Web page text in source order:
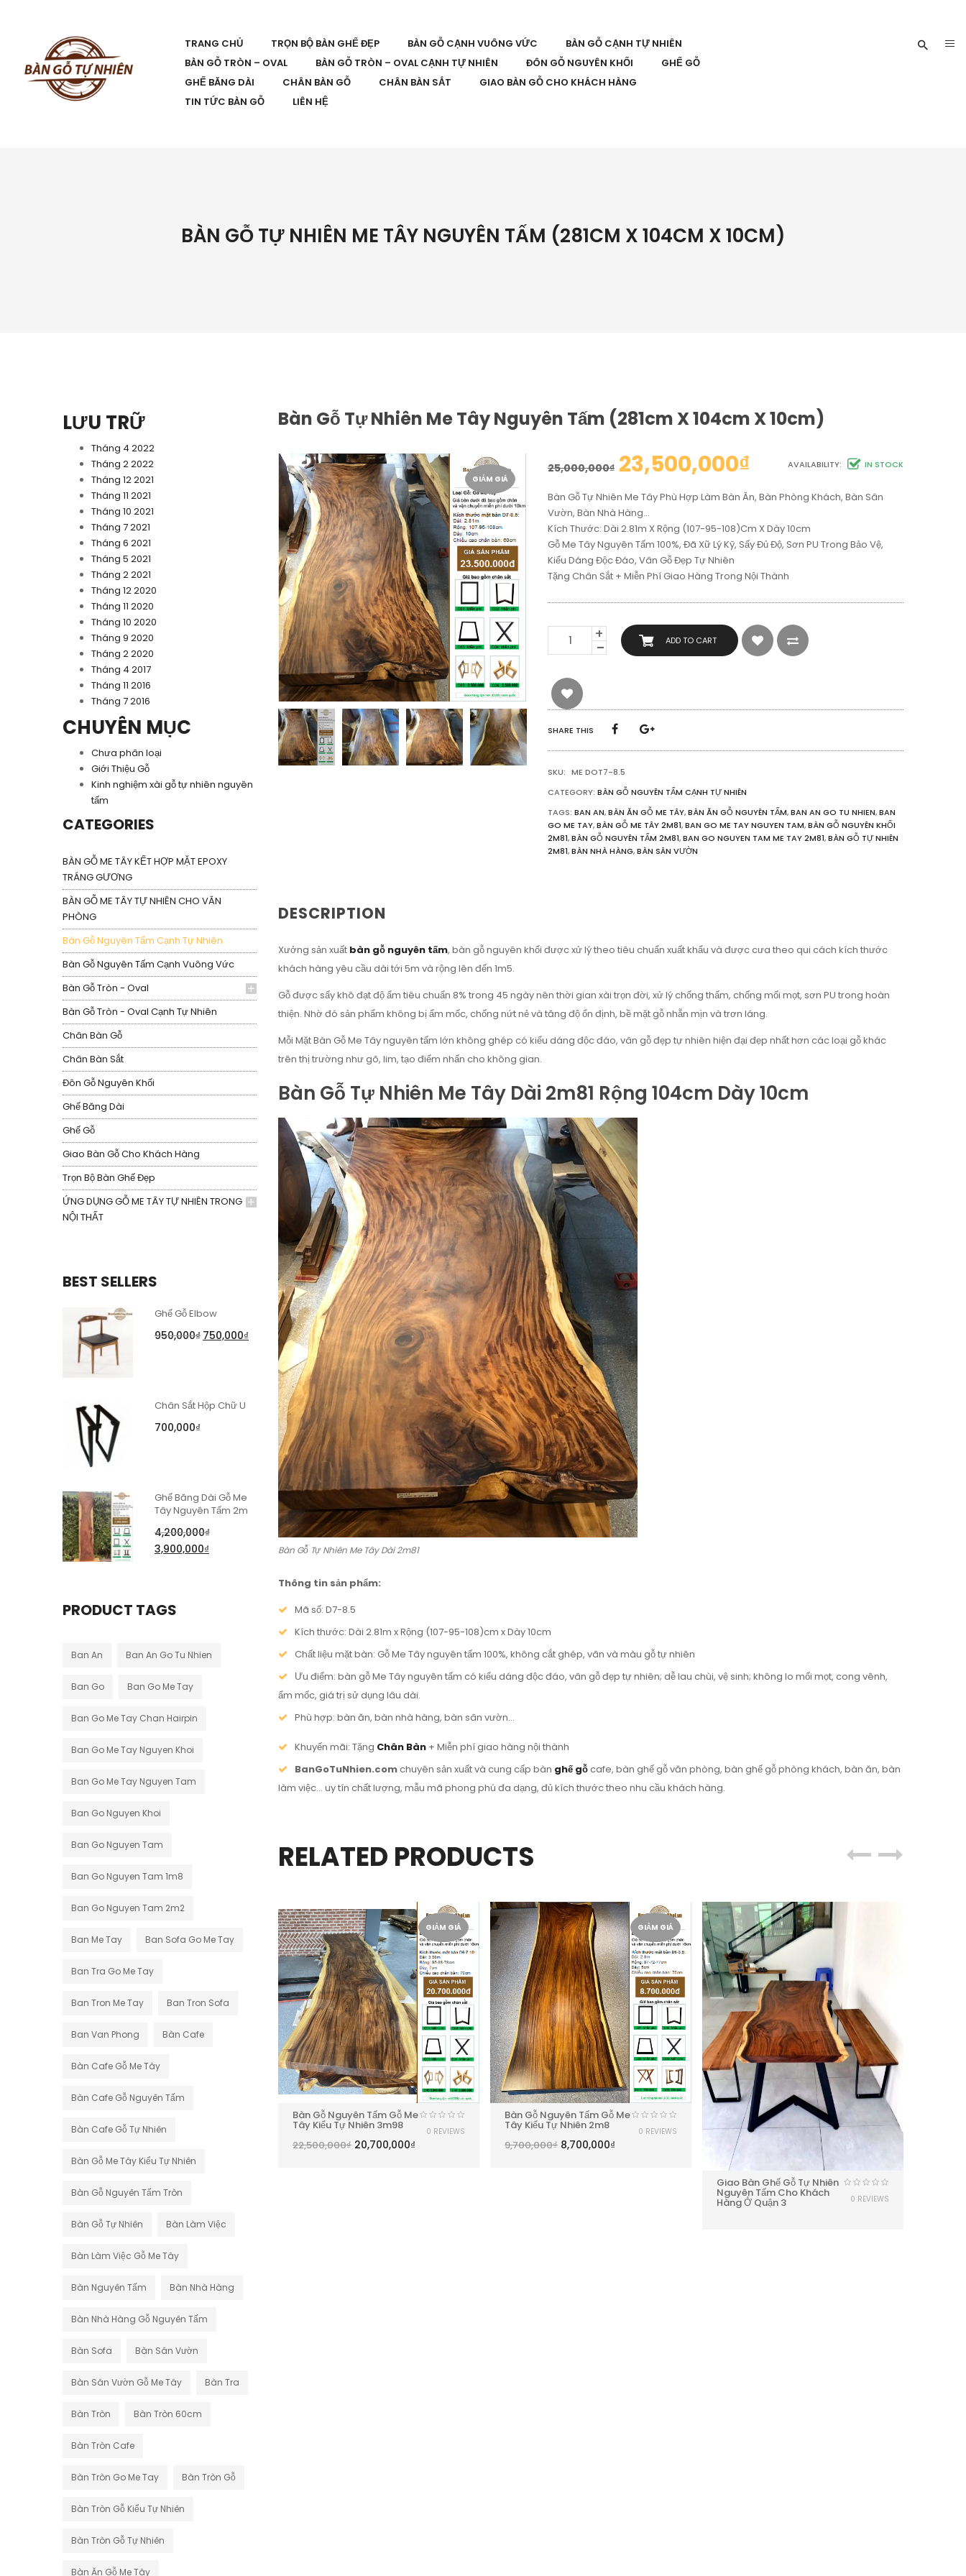
TRANG CHỦ TRỌN BỘ BÀN GHẾ ĐẸP BÀN GỖ CẠNH VUÔNG VỨC
BÀN GỖ CẠNH TỰ NHIÊN
BÀN GỖ TRÒN – OVAL
BÀN GỖ TRÒN – OVAL CẠNH TỰ NHIÊN ĐÔN GỖ NGUYÊN KHỐI
GHẾ GỖ
GHẾ BĂNG DÀI
CHÂN BÀN GỖ CHÂN BÀN SẮT
GIAO BÀN GỖ CHO KHÁCH HÀNG
TIN TỨC BÀN GỖ
LIÊN HỆ
BÀN GỖ TỰ NHIÊN ME TÂY NGUYÊN TẤM (281CM X 104CM X 10CM)
LƯU TRỮ
Tháng 4 2022
Tháng 2 2022
Tháng 12 2021
Tháng 11 2021
Tháng 10 2021
Tháng 7 2021
Tháng 6 2021
Tháng 5 2021
Tháng 2 2021
Tháng 12 2020
Tháng 11 2020
Tháng 10 2020
Tháng 9 2020
Tháng 2 2020
Tháng 4 2017
Tháng 11 2016
Tháng 7 2016
CHUYÊN MỤC
Chưa phân loại
Giới Thiệu Gỗ
Kinh nghiệm xài gỗ tự nhiên nguyên
tấm
CATEGORIES
BÀN GỖ ME TÂY KẾT HỢP MẶT EPOXY
TRÁNG GƯƠNG
BÀN GỖ ME TÂY TỰ NHIÊN CHO VĂN
PHÒNG
Bàn Gỗ Nguyên Tấm Cạnh Tự Nhiên
Bàn Gỗ Nguyên Tấm Cạnh Vuông Vức
Bàn Gỗ Tròn - Oval
Bàn Gỗ Tròn - Oval Cạnh Tự Nhiên
Chân Bàn Gỗ
Chân Bàn Sắt
Đôn Gỗ Nguyên Khối
Ghế Băng Dài
Ghế Gỗ
Giao Bàn Gỗ Cho Khách Hàng
Trọn Bộ Bàn Ghế Đẹp
ỨNG DỤNG GỖ ME TÂY TỰ NHIÊN TRONG
NỘI THẤT
BEST SELLERS
Ghế Gỗ Elbow
950,000₫ 750,000₫
Chân Sắt Hộp Chữ U
700,000₫
Ghế Băng Dài Gỗ Me
Tây Nguyên Tấm 2m
4,200,000₫
3,900,000₫
PRODUCT TAGS
Ban An Ban An Go Tu Nhien
Ban Go Ban Go Me Tay
Ban Go Me Tay Chan Hairpin
Ban Go Me Tay Nguyen Khoi
Ban Go Me Tay Nguyen Tam
Ban Go Nguyen Khoi
Ban Go Nguyen Tam
Ban Go Nguyen Tam 1m8
Ban Go Nguyen Tam 2m2
Ban Me Tay Ban Sofa Go Me Tay
Ban Tra Go Me Tay
Ban Tron Me Tay Ban Tron Sofa
Ban Van Phong Bàn Cafe
Bàn Cafe Gỗ Me Tây
Bàn Cafe Gỗ Nguyên Tấm
Bàn Cafe Gỗ Tự Nhiên
Bàn Gỗ Me Tây Kiểu Tự Nhiên
Bàn Gỗ Nguyên Tấm Tròn
Bàn Gỗ Tự Nhiên Bàn Làm Việc
Bàn Làm Việc Gỗ Me Tây
Bàn Nguyên Tấm Bàn Nhà Hàng
Bàn Nhà Hàng Gỗ Nguyên Tấm
Bàn Sofa Bàn Sân Vườn
Bàn Sân Vườn Gỗ Me Tây Bàn Tra
Bàn Tròn Bàn Tròn 60cm
Bàn Tròn Cafe
Bàn Tròn Go Me Tay Bàn Tròn Gỗ
Bàn Tròn Gỗ Kiểu Tự Nhiên
Bàn Tròn Gỗ Tự Nhiên
Bàn Ăn Gỗ Me Tây
Bàn Gỗ Tự Nhiên Me Tây Nguyên Tấm (281cm X 104cm X 10cm)
GIẢM GIÁ
25,000,000₫ 23,500,000₫ AVAILABILITY: IN STOCK
Bàn Gỗ Tự Nhiên Me Tây Phù Hợp Làm Bàn Ăn, Bàn Phòng Khách, Bàn Sân
Vườn, Bàn Nhà Hàng…
Kích Thước: Dài 2.81m X Rộng (107-95-108)cm X Dày 10cm
Gỗ Me Tây Nguyên Tấm 100%, Đã Xữ Lý Kỹ, Sấy Đủ Độ, Sơn PU Trong Bảo Vệ,
Kiểu Dáng Độc Đáo, Vân Gỗ Đẹp Tự Nhiên
Tặng Chân Sắt + Miễn Phí Giao Hàng Trong Nội Thành
TỰ
ME
TÂY
NGUYÊN
(281CM
X
X
10CM)
ADD TO CART
SHARE THIS
SKU: ME DOT7-8.5
CATEGORY: BÀN GỖ NGUYÊN TẤM CẠNH TỰ NHIÊN
TAGS: BAN AN,BÀN ĂN GỖ ME TÂY,BÀN ĂN GỖ NGUYÊN TẤM,BAN AN GO TU NHIEN,BAN
GO ME TAY,BÀN GỖ ME TÂY 2M81,BAN GO ME TAY NGUYEN TAM,BÀN GỖ NGUYÊN KHỐI
2M81,BÀN GỖ NGUYÊN TẤM 2M81,BAN GO NGUYEN TAM ME TAY 2M81,BÀN GỖ TỰ NHIÊN
2M81,BÀN NHÀ HÀNG,BÀN SÂN VƯỜN
DESCRIPTION
Xưởng sản xuất bàn gỗ nguyên tấm, bàn gỗ nguyên khối được xử lý theo tiêu chuẩn xuất khẩu và được cưa theo qui cách kích thước
khách hàng yêu cầu dài tới 5m và rộng lên đến 1m5.
Gỗ được sấy khô đạt độ ẩm tiêu chuẩn 8% trong 45 ngày nên thời gian xài trọn đời, xử lý chống thấm, chống mối mọt, sơn PU trong hoàn
thiện. Nhờ đó sản phẩm không bị ẩm mốc, chống nứt nẻ và tăng độ ổn định, bề mặt gỗ nhẵn mịn và trơn láng.
Mỗi Mặt Bàn Gỗ Me Tây nguyên tấm lớn không ghép có kiểu dáng độc đáo, vân gỗ đẹp tự nhiên hiện đại đẹp nhất hơn các loại gỗ khác
trên thị trường như gõ, lim, tạo điểm nhấn cho không gian.
Bàn Gỗ Tự Nhiên Me Tây Dài 2m81 Rộng 104cm Dày 10cm
Bàn Gỗ Tự Nhiên Me Tây Dài 2m81
Thông tin sản phẩm:
Mã số: D7-8.5
Kích thước: Dài 2.81m x Rộng (107-95-108)cm x Dày 10cm
Chất liệu mặt bàn: Gỗ Me Tây nguyên tấm 100%, không cắt ghép, vân và màu gỗ tự nhiên
Ưu điểm: bàn gỗ Me Tây nguyên tấm có kiểu dáng độc đáo, vân gỗ đẹp tự nhiên; dễ lau chùi, vệ sinh; không lo mối mọt, cong vênh,
ẩm mốc, giá trị sử dụng lâu dài.
Phù hợp: bàn ăn, bàn nhà hàng, bàn sân vườn…
Khuyến mãi: Tặng Chân Bàn + Miễn phí giao hàng nội thành
BanGoTuNhien.comchuyên sản xuất và cung cấp bàn ghế gỗcafe, bàn ghế gỗ văn phòng, bàn ghế gỗ phòng khách, bàn ăn, bàn
làm việc… uy tín chất lượng, mẫu mã phong phú đa dạng, đủ kích thước theo nhu cầu khách hàng.
RELATED PRODUCTS
Tây Kiểu Tự Nhiên 3m24
GIẢM GIÁ
Bàn Gỗ Nguyên Tấm Gỗ Me
Tây Kiểu Tự Nhiên 3m98
22,500,000₫ 20,700,000₫
0 REVIEWS
GIẢM GIÁ
Bàn Gỗ Nguyên Tấm Gỗ Me
Tây Kiểu Tự Nhiên 2m8
9,700,000₫ 8,700,000₫
0 REVIEWS
Giao Bàn Ghế Gỗ Tự Nhiên
Nguyên Tấm Cho Khách
Hàng Ở Quận 3 0 REVIEWS